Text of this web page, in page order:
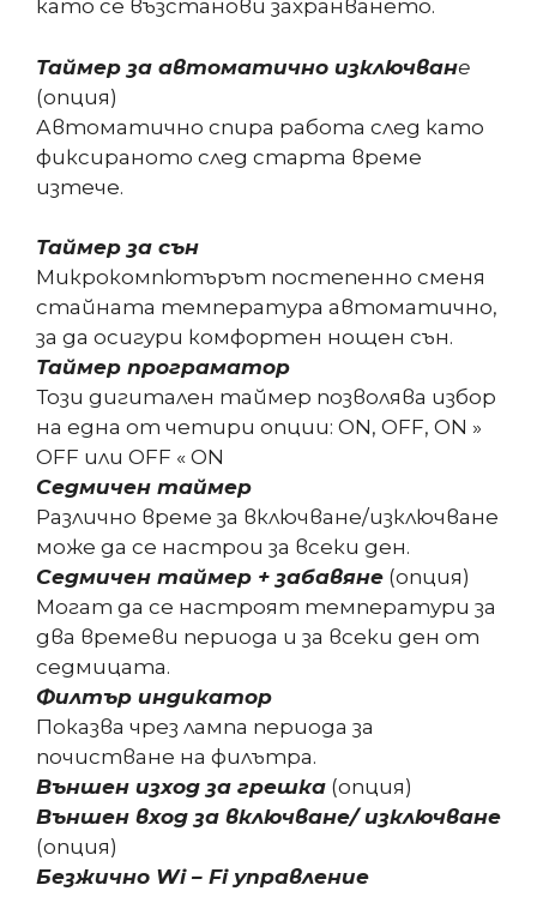
като се възстанови захранването.
Таймер за автоматично изключване
(опция)
Автоматично спира работа след като
фиксираното след старта време
изтече.
Таймер за сън
Микрокомпютърът постепенно сменя
стайната температура автоматично,
за да осигури комфортен нощен сън.
Таймер програматор
Този дигитален таймер позволява избор
на една от четири опции: ON, OFF, ON »
OFF или OFF « ON
Седмичен таймер
Различно време за включване/изключване
може да се настрои за всеки ден.
Седмичен таймер + забавяне (опция)
Могат да се настроят температури за
два времеви периода и за всеки ден от
седмицата.
Филтър индикатор
Показва чрез лампа периода за
почистване на филътра.
Външен изход за грешка (опция)
Външен вход за включване/ изключване
(опция)
Безжично Wi – Fi управление